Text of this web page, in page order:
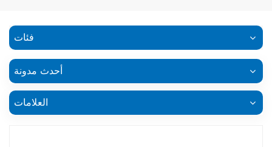
فئات
أحدث مدونة
العلامات